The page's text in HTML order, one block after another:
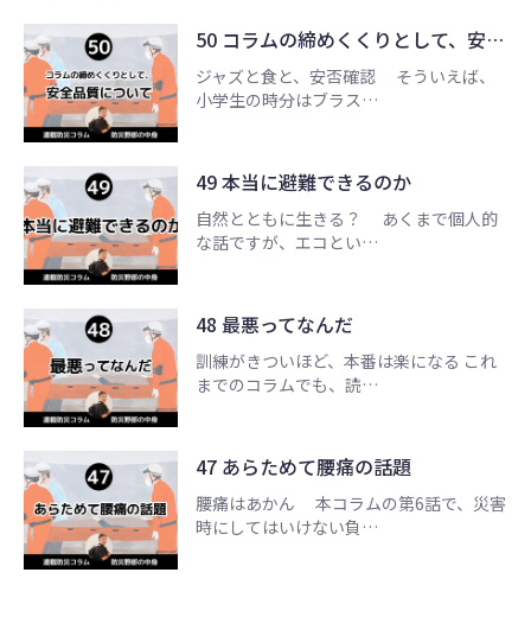
50 コラムの締めくくりとして、安…
ジャズと食と、安否確認 そういえば、
小学生の時分はブラス…
49 本当に避難できるのか
自然とともに生きる？ あくまで個人的
な話ですが、エコとい…
48 最悪ってなんだ
訓練がきついほど、本番は楽になる これ
までのコラムでも、読…
47 あらためて腰痛の話題
腰痛はあかん 本コラムの第6話で、災害
時にしてはいけない負…